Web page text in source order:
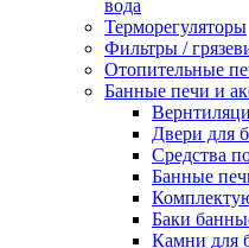
вода
Терморегуляторы
Фильтры /
Отопительные
Банные печи и
Двери для
Средства
Банные
Баки
Камни для